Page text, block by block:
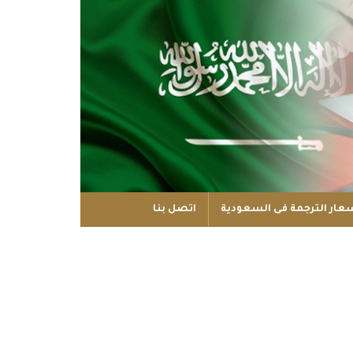
الترجمة فى السعودية اتصل بنا